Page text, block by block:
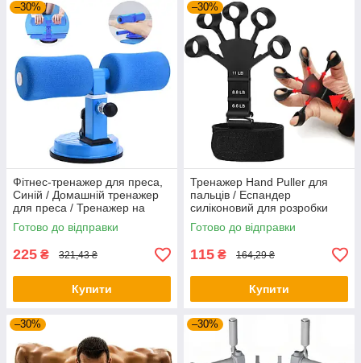
–30%
Фітнес-тренажер для преса,
Синій / Домашній тренажер
для преса / Тренажер на
присосках
Готово до відправки
225 ₴ 321,43 ₴
Купити
–30%
Тренажер Hand Puller для
пальців / Еспандер
силіконовий для розробки
пальців руки
Готово до відправки
115 ₴ 164,29 ₴
Купити
–30% –30%